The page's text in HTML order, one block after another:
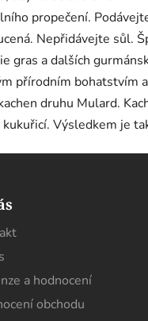
propečení.
Nepřidávejte sůl.
gras a dalších
přírodním bohatstvím
druhu Mulard.
Výsledkem je
a hodnocení
obchodu